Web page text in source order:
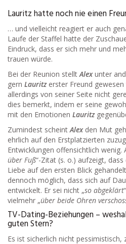
Lauritz hatte noch nie einen
… und vielleicht reagiert er auch
Laufe der Staffel hatte der
Eindruck, dass er sich mehr und
trauen würde.
Bei der Reunion stelltAlex unter
gern Lauritz erster Freund
allerdings von seiner Seite nicht
dies bemerkt, indem er seine
mit den Emotionen Lauritz
Zumindest scheintAlex den Mut
ehrlich auf den Erstplatzierten
Entwicklungen offensichtlich wenig.
über Fuß“-Zitat (s. o.) aufzeigt,
Liebe auf den ersten Blick
dennoch möglich, dass sich auf
entwickelt. Er sei nicht „so abgeklärt
vielmehr „über beide Ohren
TV-Dating-Beziehungen –
guten Stern?
Es ist sicherlich nicht pessimistisch,